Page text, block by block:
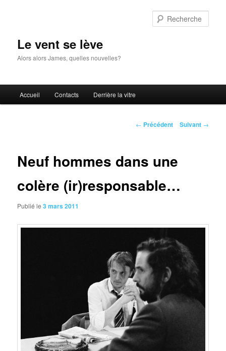
Le vent se lève
Alors alors James, quelles nouvelles?
principal
Accueil Contacts Derrière la vitre
Navigation
← Précédent Suivant →
Neuf hommes dans une
colère (ir)responsable…
Publié le3 mars 2011